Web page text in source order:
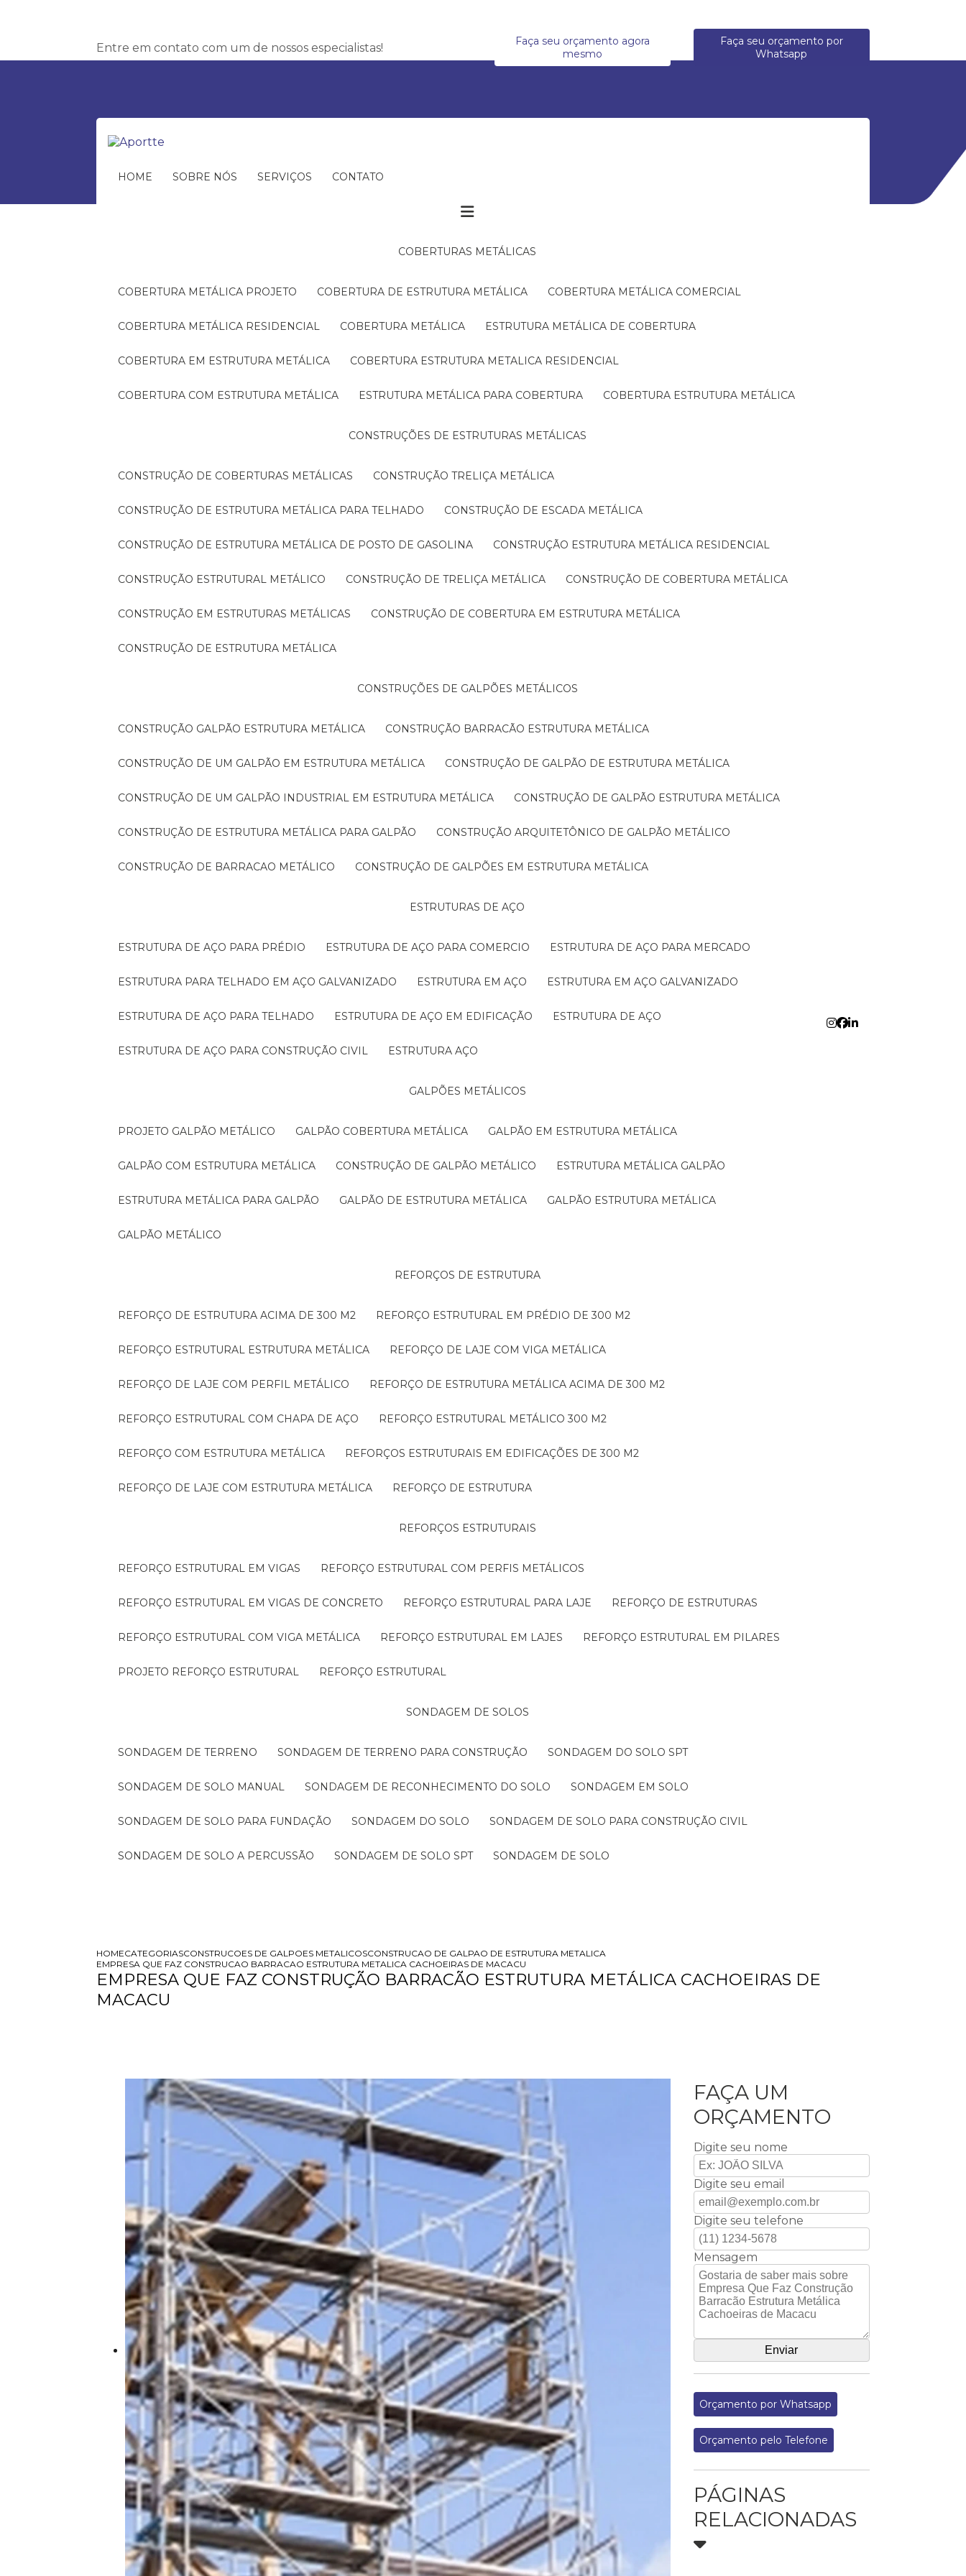
Entre em contato com um de nossos especialistas!
Faça seu orçamento agora
mesmo
Faça seu orçamento por
Whatsapp
HOME SOBRE NÓS SERVIÇOS CONTATO
COBERTURAS METÁLICAS
COBERTURA METÁLICA PROJETO COBERTURA DE ESTRUTURA METÁLICA COBERTURA METÁLICA COMERCIAL
COBERTURA METÁLICA RESIDENCIAL COBERTURA METÁLICA ESTRUTURA METÁLICA DE COBERTURA
COBERTURA EM ESTRUTURA METÁLICA COBERTURA ESTRUTURA METALICA RESIDENCIAL
COBERTURA COM ESTRUTURA METÁLICA ESTRUTURA METÁLICA PARA COBERTURA COBERTURA ESTRUTURA METÁLICA
CONSTRUÇÕES DE ESTRUTURAS METÁLICAS
CONSTRUÇÃO DE COBERTURAS METÁLICAS CONSTRUÇÃO TRELIÇA METÁLICA
CONSTRUÇÃO DE ESTRUTURA METÁLICA PARA TELHADO CONSTRUÇÃO DE ESCADA METÁLICA
CONSTRUÇÃO DE ESTRUTURA METÁLICA DE POSTO DE GASOLINA CONSTRUÇÃO ESTRUTURA METÁLICA RESIDENCIAL
CONSTRUÇÃO ESTRUTURAL METÁLICO CONSTRUÇÃO DE TRELIÇA METÁLICA CONSTRUÇÃO DE COBERTURA METÁLICA
CONSTRUÇÃO EM ESTRUTURAS METÁLICAS CONSTRUÇÃO DE COBERTURA EM ESTRUTURA METÁLICA
CONSTRUÇÃO DE ESTRUTURA METÁLICA
CONSTRUÇÕES DE GALPÕES METÁLICOS
CONSTRUÇÃO GALPÃO ESTRUTURA METÁLICA CONSTRUÇÃO BARRACÃO ESTRUTURA METÁLICA
CONSTRUÇÃO DE UM GALPÃO EM ESTRUTURA METÁLICA CONSTRUÇÃO DE GALPÃO DE ESTRUTURA METÁLICA
CONSTRUÇÃO DE UM GALPÃO INDUSTRIAL EM ESTRUTURA METÁLICA CONSTRUÇÃO DE GALPÃO ESTRUTURA METÁLICA
CONSTRUÇÃO DE ESTRUTURA METÁLICA PARA GALPÃO CONSTRUÇÃO ARQUITETÔNICO DE GALPÃO METÁLICO
CONSTRUÇÃO DE BARRACAO METÁLICO CONSTRUÇÃO DE GALPÕES EM ESTRUTURA METÁLICA
ESTRUTURAS DE AÇO
ESTRUTURA DE AÇO PARA PRÉDIO ESTRUTURA DE AÇO PARA COMERCIO ESTRUTURA DE AÇO PARA MERCADO
ESTRUTURA PARA TELHADO EM AÇO GALVANIZADO ESTRUTURA EM AÇO ESTRUTURA EM AÇO GALVANIZADO
ESTRUTURA DE AÇO PARA TELHADO ESTRUTURA DE AÇO EM EDIFICAÇÃO ESTRUTURA DE AÇO
ESTRUTURA DE AÇO PARA CONSTRUÇÃO CIVIL ESTRUTURA AÇO
GALPÕES METÁLICOS
PROJETO GALPÃO METÁLICO GALPÃO COBERTURA METÁLICA GALPÃO EM ESTRUTURA METÁLICA
GALPÃO COM ESTRUTURA METÁLICA CONSTRUÇÃO DE GALPÃO METÁLICO ESTRUTURA METÁLICA GALPÃO
ESTRUTURA METÁLICA PARA GALPÃO GALPÃO DE ESTRUTURA METÁLICA GALPÃO ESTRUTURA METÁLICA
GALPÃO METÁLICO
REFORÇOS DE ESTRUTURA
REFORÇO DE ESTRUTURA ACIMA DE 300 M2 REFORÇO ESTRUTURAL EM PRÉDIO DE 300 M2
REFORÇO ESTRUTURAL ESTRUTURA METÁLICA REFORÇO DE LAJE COM VIGA METÁLICA
REFORÇO DE LAJE COM PERFIL METÁLICO REFORÇO DE ESTRUTURA METÁLICA ACIMA DE 300 M2
REFORÇO ESTRUTURAL COM CHAPA DE AÇO REFORÇO ESTRUTURAL METÁLICO 300 M2
REFORÇO COM ESTRUTURA METÁLICA REFORÇOS ESTRUTURAIS EM EDIFICAÇÕES DE 300 M2
REFORÇO DE LAJE COM ESTRUTURA METÁLICA REFORÇO DE ESTRUTURA
REFORÇOS ESTRUTURAIS
REFORÇO ESTRUTURAL EM VIGAS REFORÇO ESTRUTURAL COM PERFIS METÁLICOS
REFORÇO ESTRUTURAL EM VIGAS DE CONCRETO REFORÇO ESTRUTURAL PARA LAJE REFORÇO DE ESTRUTURAS
REFORÇO ESTRUTURAL COM VIGA METÁLICA REFORÇO ESTRUTURAL EM LAJES REFORÇO ESTRUTURAL EM PILARES
PROJETO REFORÇO ESTRUTURAL REFORÇO ESTRUTURAL
SONDAGEM DE SOLOS
SONDAGEM DE TERRENO SONDAGEM DE TERRENO PARA CONSTRUÇÃO SONDAGEM DO SOLO SPT
SONDAGEM DE SOLO MANUAL SONDAGEM DE RECONHECIMENTO DO SOLO SONDAGEM EM SOLO
SONDAGEM DE SOLO PARA FUNDAÇÃO SONDAGEM DO SOLO SONDAGEM DE SOLO PARA CONSTRUÇÃO CIVIL
SONDAGEM DE SOLO A PERCUSSÃO SONDAGEM DE SOLO SPT SONDAGEM DE SOLO
HOMECATEGORIASCONSTRUCOES DE GALPOES METALICOSCONSTRUCAO DE GALPAO DE ESTRUTURA METALICA
EMPRESA QUE FAZ CONSTRUCAO BARRACAO ESTRUTURA METALICA CACHOEIRAS DE MACACU
EMPRESA QUE FAZ CONSTRUÇÃO BARRACÃO ESTRUTURA METÁLICA CACHOEIRAS DE
MACACU
FAÇA UM
ORÇAMENTO
Digite seu nome
Digite seu email
Digite seu telefone
Mensagem
Orçamento por Whatsapp
Orçamento pelo Telefone
PÁGINAS
RELACIONADAS